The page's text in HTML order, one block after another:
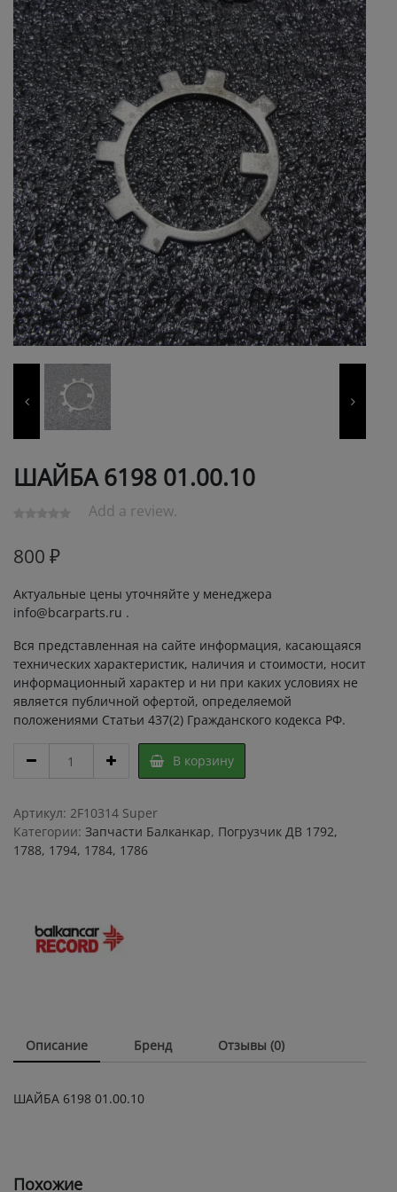
ШАЙБА 6198 01.00.10
Add a review.
800 ₽
Актуальные цены уточняйте у менеджера
info@bcarparts.ru .
Вся представленная на сайте информация, касающаяся
технических характеристик, наличия и стоимости, носит
информационный характер и ни при каких условиях не
является публичной офертой, определяемой
положениями Статьи 437(2) Гражданского кодекса РФ.
6198
quantity
В корзину
Артикул: 2F10314 Super
Категории: Запчасти Балканкар, Погрузчик ДВ 1792,
1788, 1794, 1784, 1786
Описание Бренд Отзывы (0)
ШАЙБА 6198 01.00.10
Похожие